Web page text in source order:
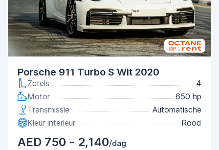
Porsche 911 Turbo S Wit 2020
Zetels
4
Motor
650 hp
Transmissie
Automatische
Kleur interieur
Rood
AED 750 - 2,140/dag